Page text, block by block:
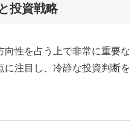
投資戦略
性を占う上で非常に重要な
注目し、冷静な投資判断を